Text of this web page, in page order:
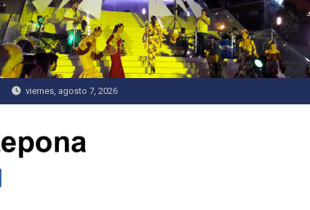
Saltar
al
contenido
viernes, agosto 7, 2026